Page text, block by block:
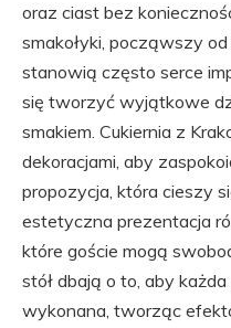
oraz ciast bez
smakołyki, począwszy
stanowią często serce
się tworzyć wyjątkowe
smakiem. Cukiernia z
dekoracjami, aby
propozycja, która cieszy
estetyczna prezentacja
które goście mogą
stół dbają o to, aby
wykonana, tworząc